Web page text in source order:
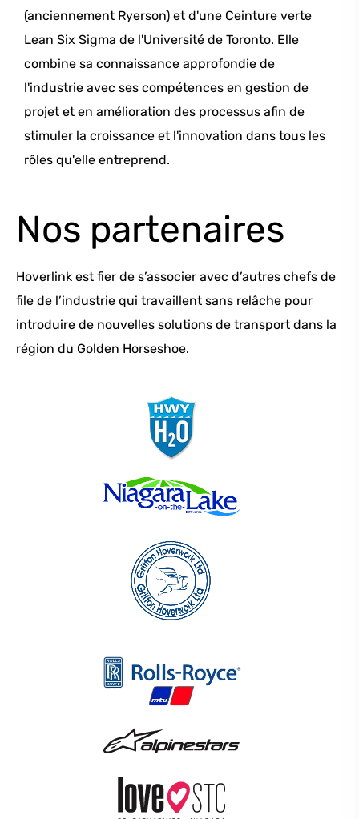
(anciennement Ryerson) et d'une Ceinture verte
Lean Six Sigma de l'Université de Toronto. Elle
combine sa connaissance approfondie de
l'industrie avec ses compétences en gestion de
projet et en amélioration des processus afin de
stimuler la croissance et l'innovation dans tous les
rôles qu'elle entreprend.
Nos partenaires
Hoverlink est fier de s’associer avec d’autres chefs de
file de l’industrie qui travaillent sans relâche pour
introduire de nouvelles solutions de transport dans la
région du Golden Horseshoe.